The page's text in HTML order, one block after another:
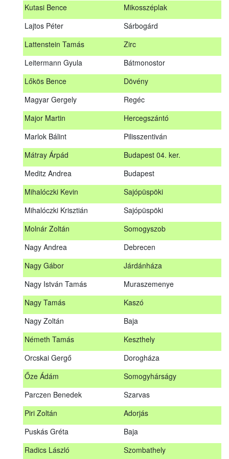
Kutasi Bence
Mikosszéplak
Lajtos Péter
Sárbogárd
Lattenstein Tamás
Zirc
Leitermann Gyula
Bátmonostor
Lőkös Bence
Dövény
Magyar Gergely
Regéc
Major Martin
Hercegszántó
Marlok Bálint
Pilisszentiván
Mátray Árpád
Budapest 04. ker.
Meditz Andrea
Budapest
Mihalóczki Kevin
Sajópüspöki
Mihalóczki Krisztián
Sajópüspöki
Molnár Zoltán
Somogyszob
Nagy Andrea
Debrecen
Nagy Gábor
Járdánháza
Nagy István Tamás
Muraszemenye
Nagy Tamás
Kaszó
Nagy Zoltán
Baja
Németh Tamás
Keszthely
Orcskai Gergő
Dorogháza
Őze Ádám
Somogyhárságy
Parczen Benedek
Szarvas
Piri Zoltán
Adorjás
Puskás Gréta
Baja
Radics László
Szombathely
A továbbképzés vizsgával zárul!
Jelentkezés, lemondás
Jelentkezni a továbbképzésre kizárólag a Nébih honlapján
elhelyezett űrlapon lehet. A jelentkezés elfogadásáról
Kovács Dániel
Sárbogárd
Lattenstein Tamás
Zirc
Leitermann Gyula
Bátmonostor
Magyar Gergely
Regéc
Hercegszántó
Pilisszentiván
Budapest 04. ker.
Budapest
Mihalóczki Kevin
Mihalóczki Krisztián
Molnár Zoltán
Somogyszob
Nagy Andrea
Nagy Gábor
Járdánháza
Muraszemenye
Nagy Tamás
Kaszó
Keszthely
Dorogháza